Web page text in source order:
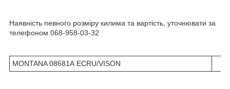
Наявність певного розміру килима та вартість, уточнювати за
телефоном 068-958-03-32
MONTANA 08681A ECRU/VISON